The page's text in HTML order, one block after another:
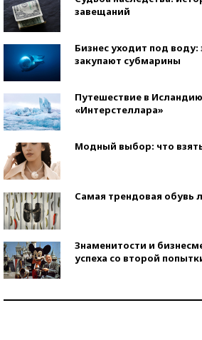
завещаний
Бизнес уходит под воду:
закупают субмарины
Путешествие в
«Интерстеллара»
Модный выбор: что
Самая трендовая обувь
Знаменитости и
успеха со второй